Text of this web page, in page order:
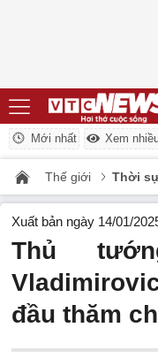
Mới nhất Xem
Thế giới Thời
Xuất bản ngày 14/01/
Thủ
đầu thăm